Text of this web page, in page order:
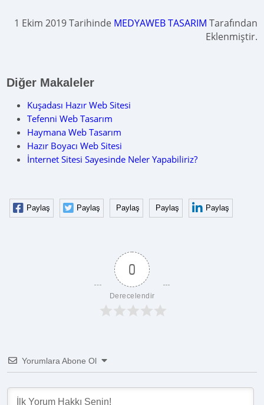
1 Ekim 2019 Tarihinde MEDYAWEB TASARIM Tarafından
Eklenmiştir.
Diğer Makaleler
Kuşadası Hazır Web Sitesi
Tefenni Web Tasarım
Haymana Web Tasarım
Hazır Boyacı Web Sitesi
İnternet Sitesi Sayesinde Neler Yapabiliriz?
Paylaş Paylaş Paylaş Paylaş Paylaş
0
Derecelendir
Yorumlara Abone Ol